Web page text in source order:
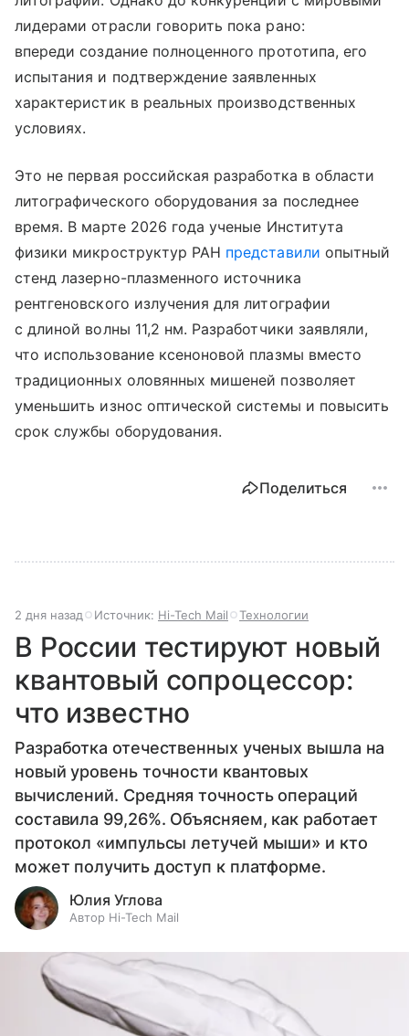
лидерами отрасли говорить пока рано:
впереди создание полноценного прототипа, его
испытания и подтверждение заявленных
характеристик в реальных производственных
условиях.
Это не первая российская разработка в области
литографического оборудования за последнее
время. В марте 2026 года ученые Института
физики микроструктур РАН представили опытный
стенд лазерно-плазменного источника
рентгеновского излучения для литографии
с длиной волны 11,2 нм. Разработчики заявляли,
что использование ксеноновой плазмы вместо
традиционных оловянных мишеней позволяет
уменьшить износ оптической системы и повысить
срок службы оборудования.
Поделиться
2 дня назад Источник: Hi-Tech Mail Технологии
В России тестируют новый
квантовый сопроцессор:
что известно
Разработка отечественных ученых вышла на
новый уровень точности квантовых
вычислений. Средняя точность операций
составила 99,26%. Объясняем, как работает
протокол «импульсы летучей мыши» и кто
может получить доступ к платформе.
Юлия Углова
Автор Hi-Tech Mail